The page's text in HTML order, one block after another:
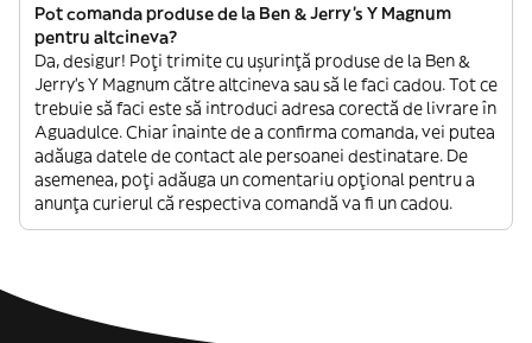
Pot comanda produse de la Ben & Jerry's Y Magnum
pentru altcineva?
Da, desigur! Poți trimite cu ușurință produse de la Ben &
Jerry's Y Magnum către altcineva sau să le faci cadou. Tot ce
trebuie să faci este să introduci adresa corectă de livrare în
Aguadulce. Chiar înainte de a confirma comanda, vei putea
adăuga datele de contact ale persoanei destinatare. De
asemenea, poți adăuga un comentariu opțional pentru a
anunța curierul că respectiva comandă va fi un cadou.